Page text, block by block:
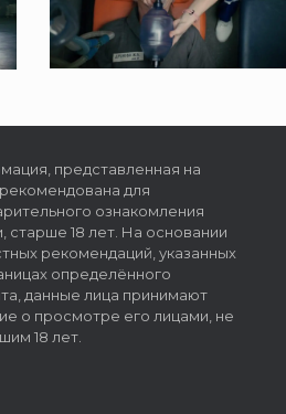
представленная на
для
ознакомления
старше 18 лет. На основании
рекомендаций, указанных
определённого
данные лица принимают
о просмотре его лицами, не
18 лет.